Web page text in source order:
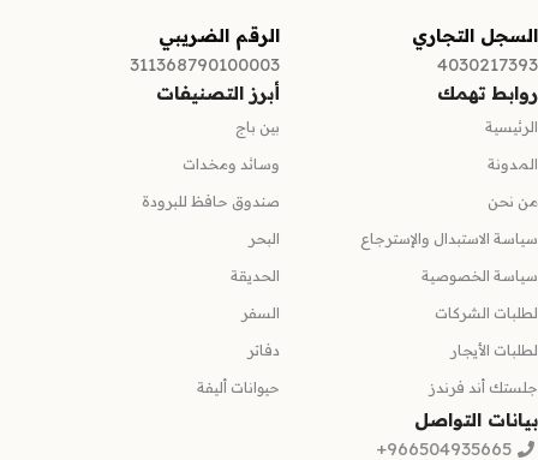
السجل التجاري
4030217393
الرقم الضريبي
311368790100003
روابط تهمك
الرئيسية
المدونة
من نحن
سياسة الاستبدال والإسترجاع
سياسة الخصوصية
لطلبات الشركات
لطلبات الأيجار
جلستك أند فرندز
أبرز التصنيفات
بين باج
وسائد ومخدات
صندوق حافظ للبرودة
البحر
الحديقة
السفر
دفاتر
حيوانات أليفة
بيانات التواصل
966504935665+